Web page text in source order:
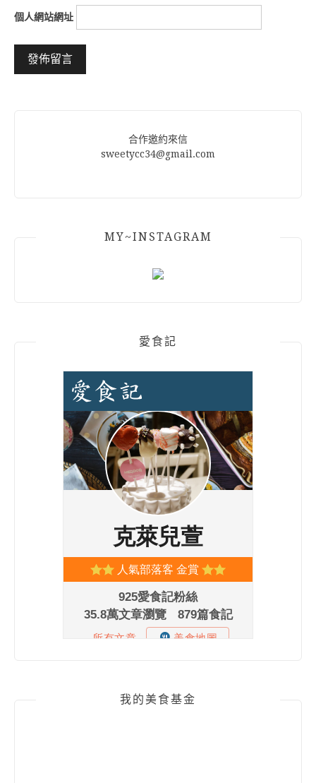
個人網站網址
合作邀約來信
sweetycc34@gmail.com
MY~INSTAGRAM
愛食記
我的美食基金